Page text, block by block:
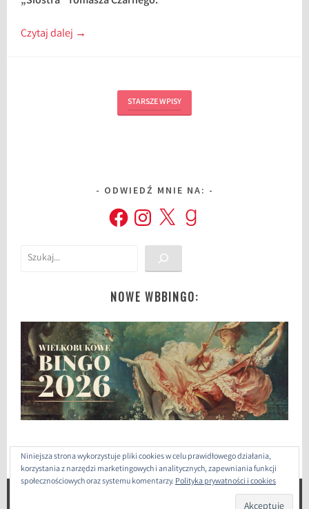
Czytaj dalej →
STARSZE WPISY
ODWIEDŹ MNIE NA:
FacebookInstagram
X Goodreads
Szukaj
NOWE WBBINGO:
THEME: SELA
Niniejsza strona wykorzystuje pliki cookies w celu prawidłowego działania,
korzystania z narzędzi marketingowych i analitycznych, zapewniania funkcji
społecznościowych oraz systemu komentarzy.Polityka prywatności i cookies